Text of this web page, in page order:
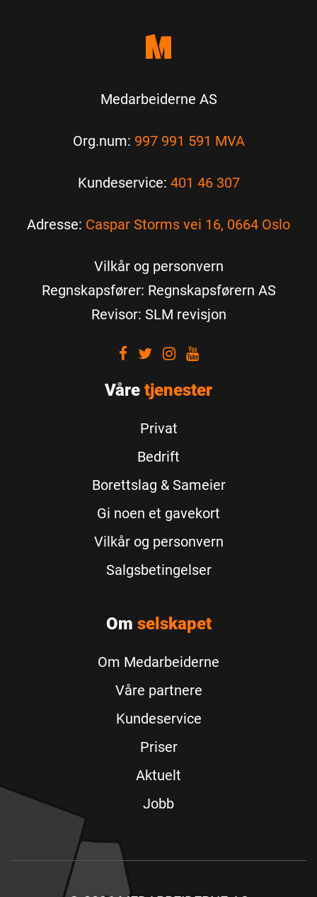
Medarbeiderne AS
Org.num: 997 991 591 MVA
Kundeservice: 401 46 307
Adresse: Caspar Storms vei 16, 0664 Oslo
Vilkår og personvern
Regnskapsfører: Regnskapsførern AS
Revisor: SLM revisjon
Visit
Facebook
Visit
Twitter
Visit
Instagram
Visit
Youtube
Våre tjenester
Privat
Bedrift
Borettslag & Sameier
Gi noen et gavekort
Vilkår og personvern
Salgsbetingelser
Om selskapet
Om Medarbeiderne
Våre partnere
Kundeservice
Priser
Aktuelt
Jobb